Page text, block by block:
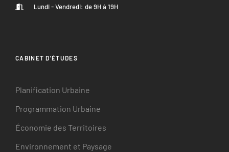
Lundi - Vendredi: de 9H à 19H
CABINET D'ÉTUDES
Planification Urbaine
Programmation Urbaine
Économie des Territoires
Environnement et Paysage